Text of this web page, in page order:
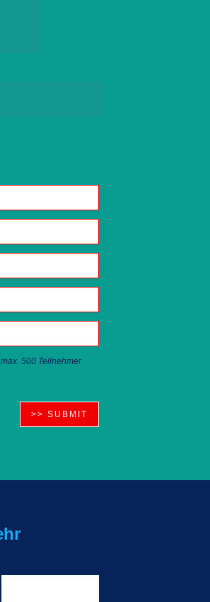
500 Teilnehmer